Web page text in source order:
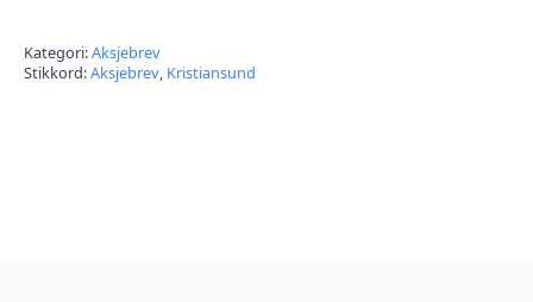
Kategori:Aksjebrev
Stikkord:Aksjebrev, Kristiansund